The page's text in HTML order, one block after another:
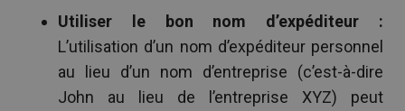
Utiliser le bon nom d’expéditeur :
L’utilisation d’un nom d’expéditeur personnel
au lieu d’un nom d’entreprise (c’est-à-dire
John au lieu de l’entreprise XYZ) peut